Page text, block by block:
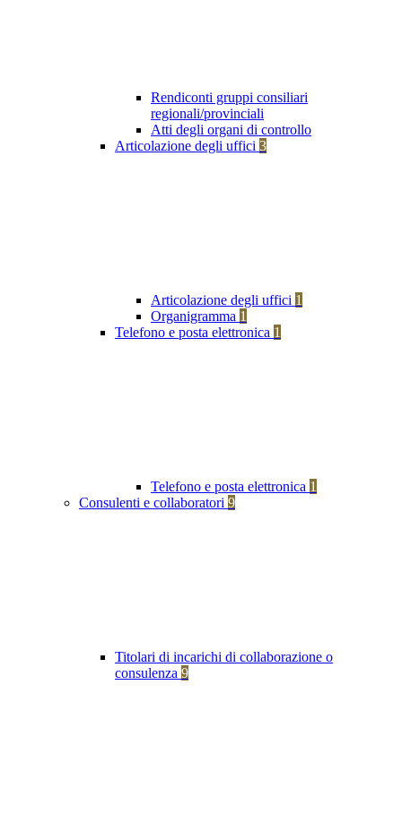
Rendiconti gruppi consiliari
regionali/provinciali
Atti degli organi di controllo
Articolazione degli uffici 3
Articolazione degli uffici 1
Organigramma 1
Telefono e posta elettronica 1
Telefono e posta elettronica 1
Consulenti e collaboratori 9
Titolari di incarichi di collaborazione o
consulenza 9